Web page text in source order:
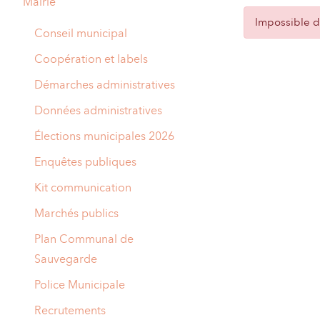
Impossible
Conseil municipal
Coopération et labels
Démarches administratives
Données administratives
Élections municipales 2026
Enquêtes publiques
Kit communication
Marchés publics
Plan Communal de
Sauvegarde
Police Municipale
Recrutements